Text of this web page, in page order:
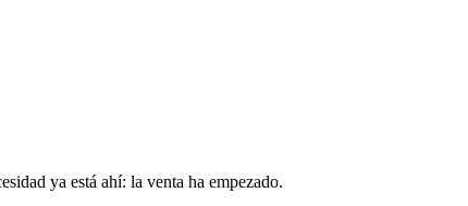
ya está ahí: la venta ha empezado.